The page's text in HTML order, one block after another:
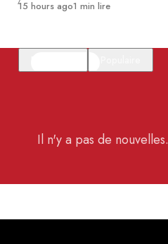
Publié
15 hours ago1 min lire
Il n'y a pas de nouvelles.